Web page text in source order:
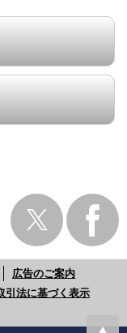
広告のご案内
引法に基づく表示